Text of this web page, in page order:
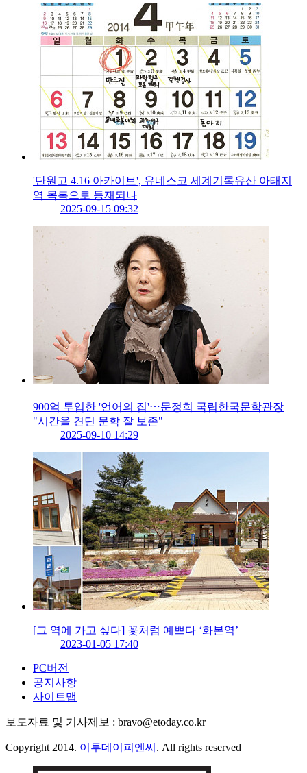
'단원고 4.16 아카이브', 유네스코 세계기록유산 아태지
역 목록으로 등재되나
2025-09-15 09:32
900억 투입한 '언어의 집'⋯문정희 국립한국문학관장
"시간을 견딘 문학 잘 보존"
2025-09-10 14:29
[그 역에 가고 싶다] 꽃처럼 예쁘다 ‘화본역’
2023-01-05 17:40
PC버전
공지사항
사이트맵
보도자료 및 기사제보 : bravo@etoday.co.kr
Copyright 2014. 이투데이피엔씨 . All rights reserved